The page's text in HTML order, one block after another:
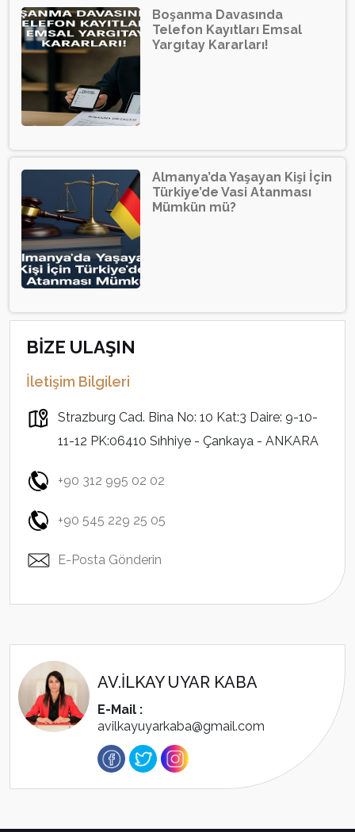
Boşanma Davasında
Telefon Kayıtları Emsal
Yargıtay Kararları!
Almanya’da Yaşayan Kişi İçin
Türkiye’de Vasi Atanması
Mümkün mü?
BİZE ULAŞIN
İletişim Bilgileri
Strazburg Cad. Bina No: 10 Kat:3 Daire: 9-10-
11-12 PK:06410 Sıhhiye - Çankaya - ANKARA
+90 312 995 02 02
+90 545 229 25 05
E-Posta Gönderin
AV.İLKAY UYAR KABA
E-Mail :
avilkayuyarkaba@gmail.com